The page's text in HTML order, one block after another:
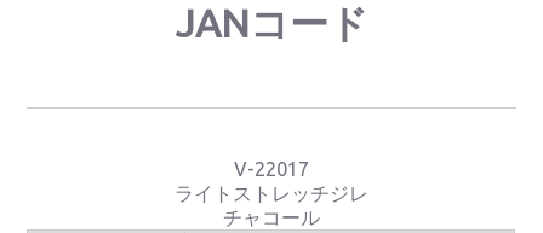
JANコード
V-22017
ライトストレッチジレ
チャコール